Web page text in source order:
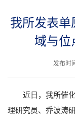
我所发表单
域与位
发布时
近日，我所催
理研究员、乔波涛